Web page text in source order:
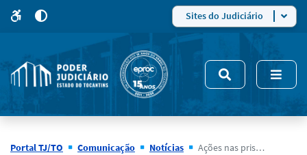
site
5
modo
de
alto
Sites do Judiciário
Portal TJ/TO Comunicação Notícias Ações nas prisões e prorrogação do Justiça Presente marcam 1ª reunião do GMF-TO sob supervisão da desembargadora Maysa